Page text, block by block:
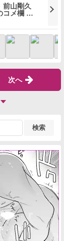
前山剛久
コメ欄 …
次へ
検索